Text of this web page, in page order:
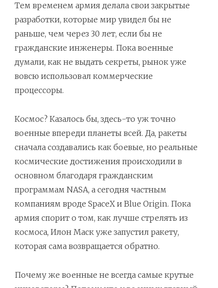
Тем временем армия делала свои закрытые
разработки, которые мир увидел бы не
раньше, чем через 30 лет, если бы не
гражданские инженеры. Пока военные
думали, как не выдать секреты, рынок уже
вовсю использовал коммерческие
процессоры.
Космос? Казалось бы, здесь-то уж точно
военные впереди планеты всей. Да, ракеты
сначала создавались как боевые, но реальные
космические достижения происходили в
основном благодаря гражданским
программам NASA, а сегодня частным
компаниям вроде SpaceX и Blue Origin. Пока
армия спорит о том, как лучше стрелять из
космоса, Илон Маск уже запустил ракету,
которая сама возвращается обратно.
Почему же военные не всегда самые крутые